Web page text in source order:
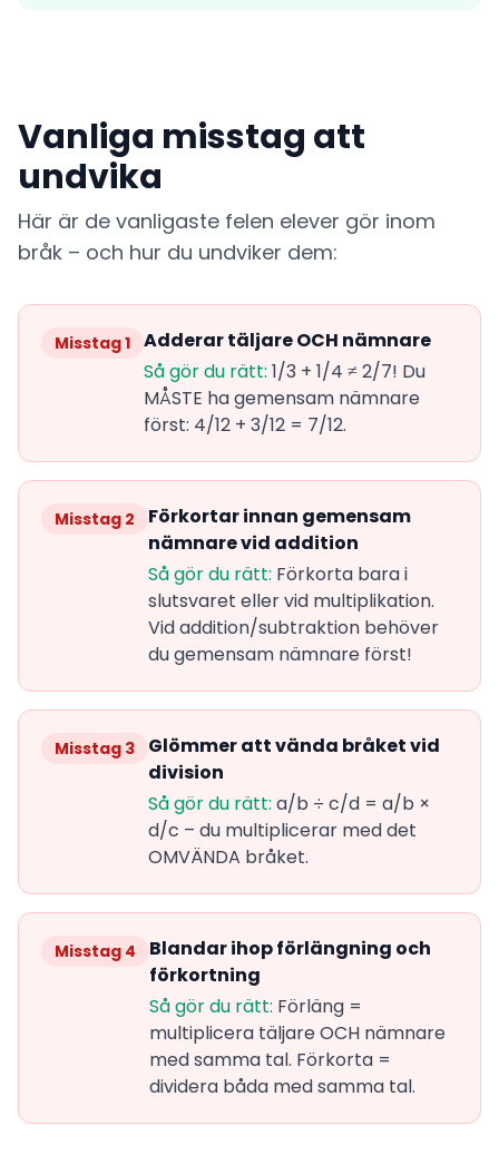
Vanliga misstag att
undvika
Här är de vanligaste felen elever gör inom
bråk – och hur du undviker dem:
Misstag 1 Adderar täljare OCH nämnare
Så gör du rätt: 1/3 + 1/4 ≠ 2/7! Du
MÅSTE ha gemensam nämnare
först: 4/12 + 3/12 = 7/12.
Misstag 2
Förkortar innan gemensam
nämnare vid addition
Så gör du rätt: Förkorta bara i
slutsvaret eller vid multiplikation.
Vid addition/subtraktion behöver
du gemensam nämnare först!
Misstag 3
Glömmer att vända bråket vid
division
Så gör du rätt: a/b ÷ c/d = a/b ×
d/c – du multiplicerar med det
OMVÄNDA bråket.
Misstag 4
Blandar ihop förlängning och
förkortning
Så gör du rätt: Förläng =
multiplicera täljare OCH nämnare
med samma tal. Förkorta =
dividera båda med samma tal.